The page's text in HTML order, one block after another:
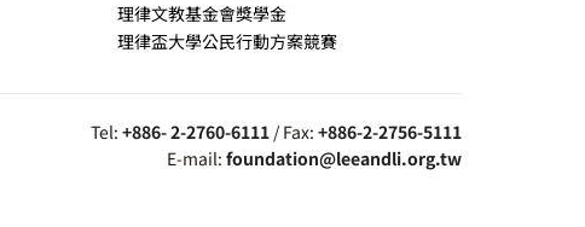
理律文教基金會獎學金
理律盃大學公民行動方案競賽
Tel: +886- 2-2760-6111 / Fax: +886-2-2756-5111
E-mail: foundation@leeandli.org.tw